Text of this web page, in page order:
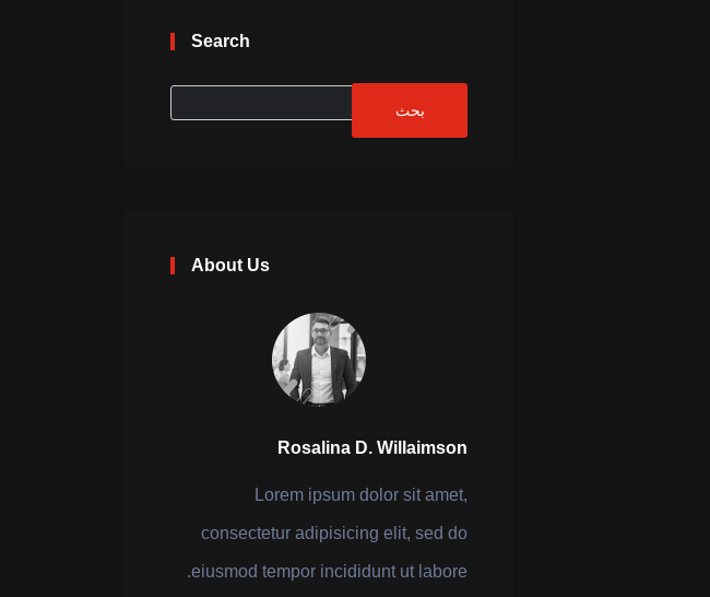
Search
About Us
Rosalina D. Willaimson
Lorem ipsum dolor sit amet,
consectetur adipisicing elit, sed do
eiusmod tempor incididunt ut labore.